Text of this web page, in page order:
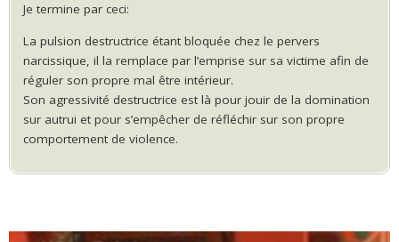
Je termine par ceci:
La pulsion destructrice étant bloquée chez le pervers
narcissique, il la remplace par l’emprise sur sa victime afin de
réguler son propre mal être intérieur.
Son agressivité destructrice est là pour jouir de la domination
sur autrui et pour s’empêcher de réfléchir sur son propre
comportement de violence.